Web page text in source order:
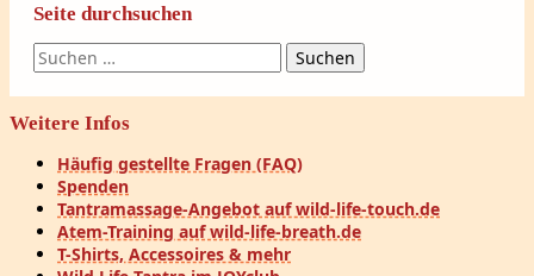
Seite durchsuchen
Suchen
nach:
Weitere Infos
Häufig gestellte Fragen (FAQ)
Spenden
Tantramassage-Angebot auf wild-life-touch.de
Atem-Training auf wild-life-breath.de
T-Shirts, Accessoires & mehr